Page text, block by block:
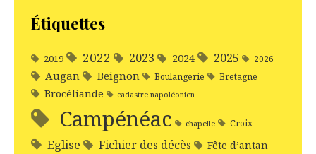
Étiquettes
2019 2022 2023 2024 2025 2026
Augan Beignon Boulangerie Bretagne
Brocéliande cadastre napoléonien
Campénéac chapelle Croix
Eglise Fichier des décès Fête d’antan